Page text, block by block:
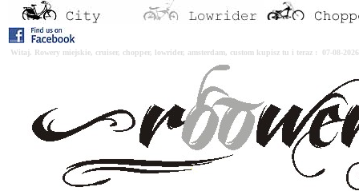
Witaj. Rowery miejskie, cruiser, chopper, lowrider, amsterdam, custom kupisz tu i teraz : 07-08-